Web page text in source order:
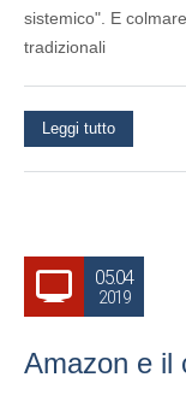
sistemico". E
tradizionali
Leggi tutto
05.04
2019
Amazon e il